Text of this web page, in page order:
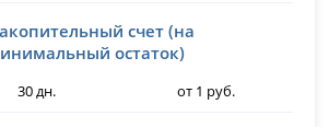
счет (на
остаток)
30 дн. от 1 руб.